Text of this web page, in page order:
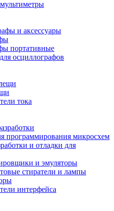
и аксессуары
портативные
осциллографов
тока
программирования микросхем
и отладки для
и эмуляторы
стиратели и лампы
интерфейса